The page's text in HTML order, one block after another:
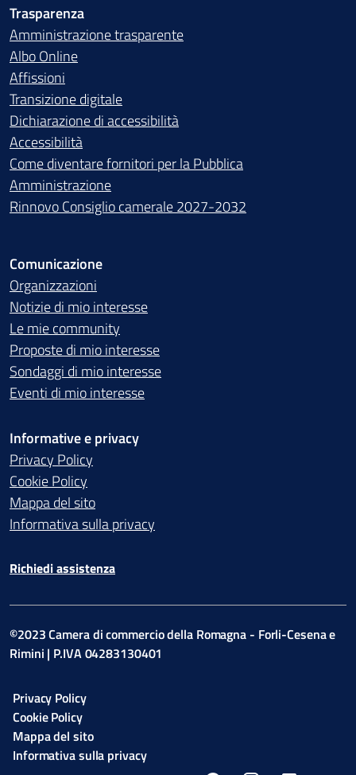
Trasparenza
Amministrazione trasparente
Albo Online
Affissioni
Transizione digitale
Dichiarazione di accessibilità
Accessibilità
Come diventare fornitori per la Pubblica
Amministrazione
Rinnovo Consiglio camerale 2027-2032
Comunicazione
Organizzazioni
Notizie di mio interesse
Le mie community
Proposte di mio interesse
Sondaggi di mio interesse
Eventi di mio interesse
Informative e privacy
Privacy Policy
Cookie Policy
Mappa del sito
Informativa sulla privacy
Richiedi assistenza
©2023 Camera di commercio della Romagna - Forli-Cesena e
Rimini | P.IVA 04283130401
Privacy Policy
Cookie Policy
Mappa del sito
Informativa sulla privacy